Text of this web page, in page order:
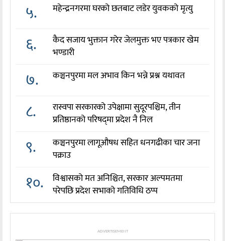
५. महेन्द्रनगरमा घरको छतबाट लडेर युवकको मृत्यु
६.
कैद सजाय भुक्तान गरेर जेलमुक्त भए पत्रकार खेम
भण्डारी
७. कञ्चनपुरमा मल अभाव किन भन्ने प्रश्न यथावत
८.
रास्वपा सरकारको उपेक्षामा सुदूरपश्चिम, तीन
प्रतिष्ठानको परिषद्‌मा प्रदेश नै निल
९.
कञ्चनपुरमा लागूऔषध सहित धनगढीका चार जना
पक्राउ
१०.
विश्वासको मत अनिश्चित, सरकार अल्पमतमा
परेपछि प्रदेश सभाको गतिविधि ठप्प
ADVERTISEMENT